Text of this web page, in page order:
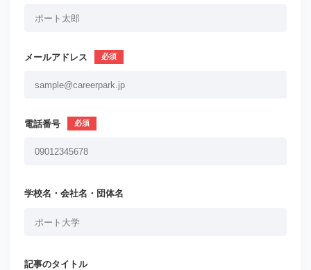
メールアドレス
電話番号
学校名・会社名・団体名
記事のタイトル